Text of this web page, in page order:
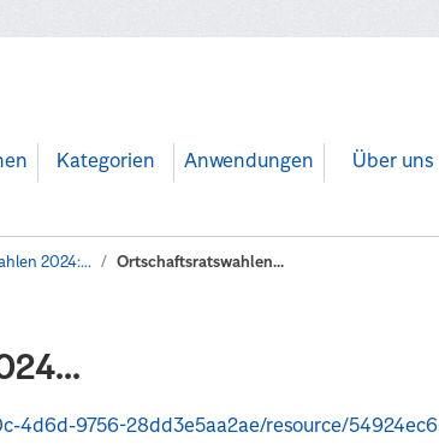
Kategorien Anwendungen Über uns
2024:... Ortschaftsratswahlen...
074c-4e40-a247-e3665f23a23b/download/wahlbezirksergebnisse-